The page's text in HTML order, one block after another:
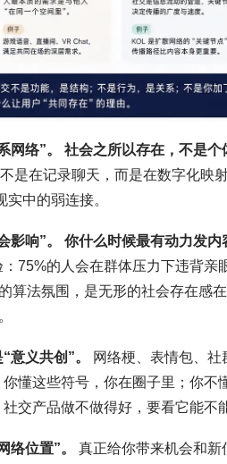
网络”。 社会之所以存在，不是
是在记录聊天，而是在数字化映
实中的弱连接。
影响”。 你什么时候最有动力发
75%的人会在群体压力下违背
算法氛围，是无形的社会存在感
意义共创”。
网络梗、表情包、
懂这些符号，你在圈子里；你
交产品做不做得好，要看它能不
络位置”。
真正给你带来机会和